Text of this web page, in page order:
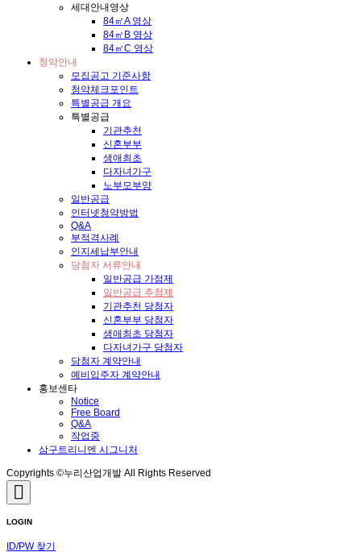
세대안내영상
84㎡A 영상
84㎡B 영상
84㎡C 영상
청약안내
모집공고 기준사항
청약체크포인트
특별공급 개요
특별공급
기관추천
신혼부부
생애최초
다자녀가구
노부모부양
일반공급
인터넷청약방법
Q&A
부적격사례
인지세납부안내
당첨자 서류안내
일반공급 가점제
일반공급 추첨제
기관추천 당첨자
신혼부부 당첨자
생애최초 당첨자
다자녀가구 당첨자
당첨자 계약안내
예비입주자 계약안내
홍보센타
Notice
Free Board
Q&A
작업중
삼구트리니엔 시그니처
Copyrights ©누리산업개발 All Rights Reserved
LOGIN
ID/PW 찾기